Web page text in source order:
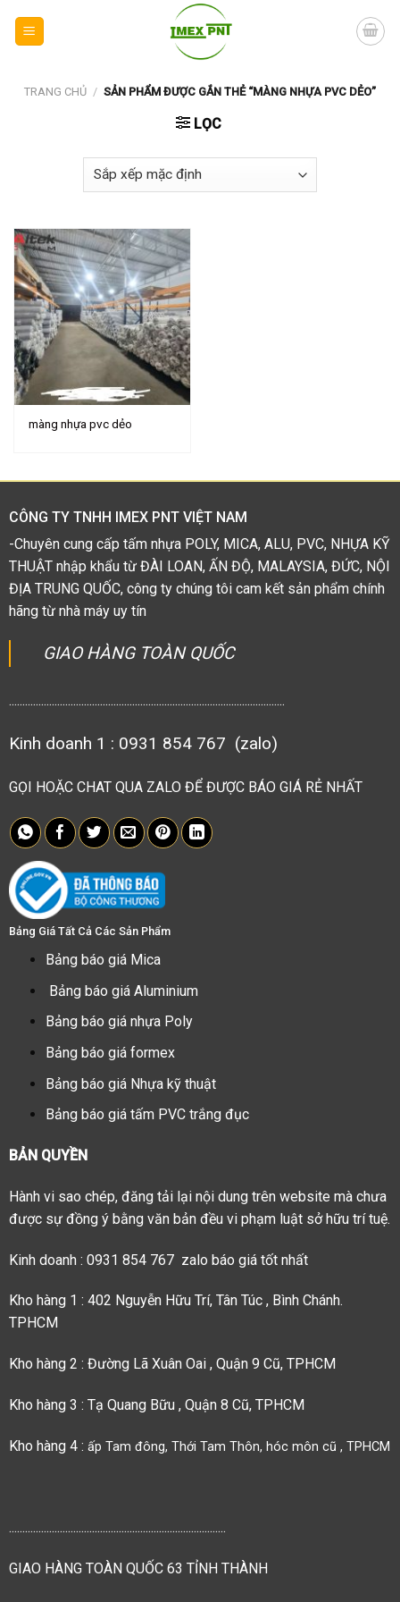
TRANG CHỦ / SẢN PHẨM ĐƯỢC GẮN THẺ “MÀNG NHỰA PVC DẺO”
LỌC
màng nhựa pvc dẻo
CÔNG TY TNHH IMEX PNT VIỆT NAM
-Chuyên cung cấp tấm nhựa POLY, MICA, ALU, PVC, NHỰA KỸ
THUẬT nhập khẩu từ ĐÀI LOAN, ẤN ĐỘ, MALAYSIA, ĐỨC, NỘI
ĐỊA TRUNG QUỐC, công ty chúng tôi cam kết sản phẩm chính
hãng từ nhà máy uy tín
GIAO HÀNG TOÀN QUỐC
.......................................................................................................
Kinh doanh 1 : 0931 854 767 (zalo)
GỌI HOẶC CHAT QUA ZALO ĐỂ ĐƯỢC BÁO GIÁ RẺ NHẤT
Bảng Giá Tất Cả Các Sản Phẩm
Bảng báo giá Mica
Bảng báo giá Aluminium
Bảng báo giá nhựa Poly
Bảng báo giá formex
Bảng báo giá Nhựa kỹ thuật
Bảng báo giá tấm PVC trắng đục
BẢN QUYỀN
Hành vi sao chép, đăng tải lại nội dung trên website mà chưa
được sự đồng ý bằng văn bản đều vi phạm luật sở hữu trí tuệ.
Kinh doanh : 0931 854 767 zalo báo giá tốt nhất
Kho hàng 1 : 402 Nguyễn Hữu Trí, Tân Túc , Bình Chánh.
TPHCM
Kho hàng 2 : Đường Lã Xuân Oai , Quận 9 Cũ, TPHCM
Kho hàng 3 : Tạ Quang Bữu , Quận 8 Cũ, TPHCM
Kho hàng 4 : ấp Tam đông, Thới Tam Thôn, hóc môn cũ , TPHCM
.................................................................................
GIAO HÀNG TOÀN QUỐC 63 TỈNH THÀNH